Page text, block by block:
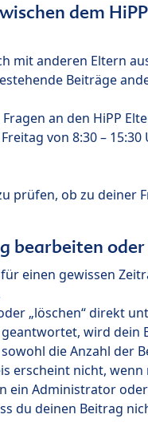
dem
mit anderen Eltern
Beiträge
an den HiPP
von 8:30 –
prüfen, ob zu deiner
bearbeiten oder
einen gewissen
„löschen“ direkt
wird dein
die Anzahl der
erscheint nicht,
ein Administrator
du deinen Beitrag